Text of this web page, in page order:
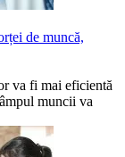
de muncă,
va fi mai eficientă
muncii va